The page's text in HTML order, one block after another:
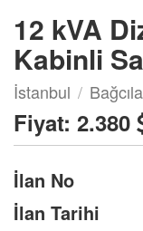
12 kVA
Kabinli
İstanbul
Fiyat: 2.380
İlan No
İlan Tarihi